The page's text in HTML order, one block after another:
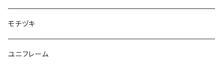
モチヅキ
ユニフレーム